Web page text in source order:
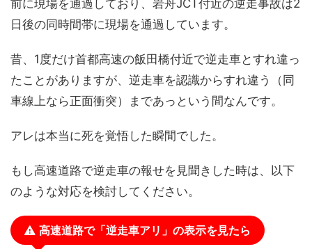
前に現場を通過しており、岩舟JCT付近の逆走事故は2
日後の同時間帯に現場を通過しています。
昔、1度だけ首都高速の飯田橋付近で逆走車とすれ違っ
たことがありますが、逆走車を認識からすれ違う（同
車線上なら正面衝突）まであっという間なんです。
アレは本当に死を覚悟した瞬間でした。
もし高速道路で逆走車の報せを見聞きした時は、以下
のような対応を検討してください。
高速道路で「逆走車アリ」の表示を見たら